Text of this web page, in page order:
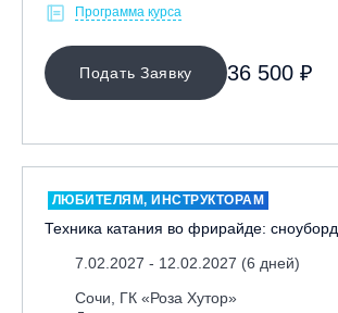
МЕСТО ПРОВЕДЕНИЯ
Байкальск, ГЛЦ «Гора Соболиная»
Грузия, ГК «Гудаури»
Дистанционно
Екатеринбург, ГЛЦ «Уктус»
Ижевск, КАО «Нечкино»
Иркутск, ГЛЦ «Олха»
Программа курса
Подать Заявку 36 500 ₽
ЛЮБИТЕЛЯМ, ИНСТРУКТОРАМ
Техника катания во фрирайде: сноуборд
7.02.2027 - 12.02.2027 (6 дней)
Сочи, ГК «Роза Хутор»